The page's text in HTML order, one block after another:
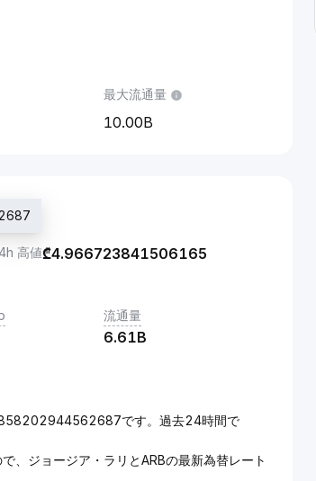
最大流通量
10.00B
高値₾4.966723841506165
流通量
6.61B
です。過去24時間で
、ジョージア・ラリとARBの最新為替レート